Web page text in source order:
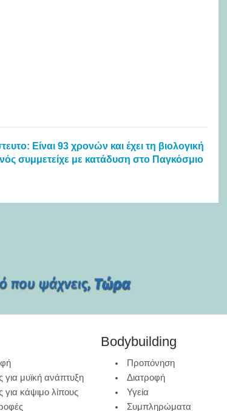
Είναι 93 χρονών και έχει τη βιολογική
συμμετείχε με κατάδυση στο Παγκόσμιο
για μυϊκή ανάπτυξη
για κάψιμο λίπους
Bodybuilding
Προπόνηση
Διατροφή
Υγεία
Συμπληρώματα